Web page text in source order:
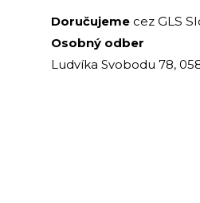
Doručujeme cez GLS
Osobný odber
Ludvíka Svobodu 78,